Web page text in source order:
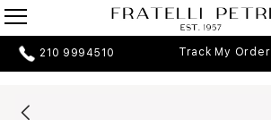
210 9994510 Track My Order